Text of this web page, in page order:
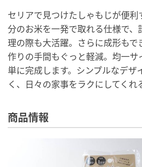
セリアで見つけたしゃもじが便
分のお米を一発で取れる仕様で、
理の際も大活躍。さらに成形もで
作りの手間もぐっと軽減。均一サ
単に完成します。シンプルなデザ
く、日々の家事をラクにしてく
商品情報